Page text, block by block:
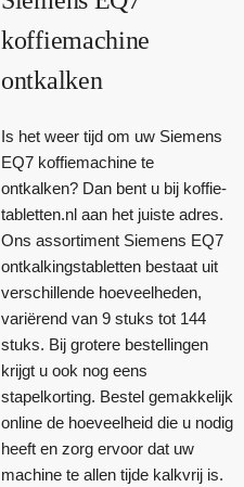
koffiemachine
ontkalken
Is het weer tijd om uw Siemens
EQ7 koffiemachine te
ontkalken? Dan bent u bij koffie-
tabletten.nl aan het juiste adres.
Ons assortiment Siemens EQ7
ontkalkingstabletten bestaat uit
verschillende hoeveelheden,
variërend van 9 stuks tot 144
stuks. Bij grotere bestellingen
krijgt u ook nog eens
stapelkorting. Bestel gemakkelijk
online de hoeveelheid die u nodig
heeft en zorg ervoor dat uw
machine te allen tijde kalkvrij is.